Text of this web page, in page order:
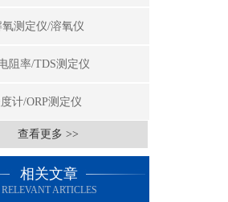
测定仪/溶氧仪
阻率/TDS测定仪
计/ORP测定仪
查看更多 >>
相关文章
RELEVANT ARTICLES